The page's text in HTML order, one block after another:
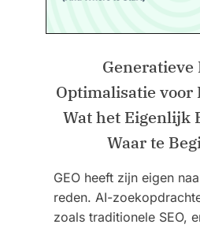
Generatieve
Optimalisatie voor
Wat het Eigenlijk
Waar te
GEO heeft zijn eigen
reden. AI-
zoals traditionele SEO,